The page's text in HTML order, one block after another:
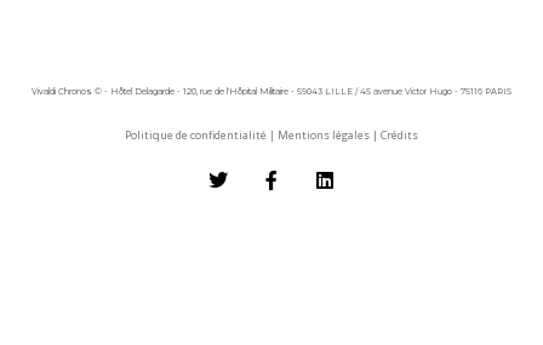
Vivaldi Chronos © - Hôtel Delagarde - 120, rue de l'Hôpital Militaire - 59043 LILLE / 45 avenue Victor Hugo - 75116 PARIS
Politique de confidentialité | Mentions légales | Crédits